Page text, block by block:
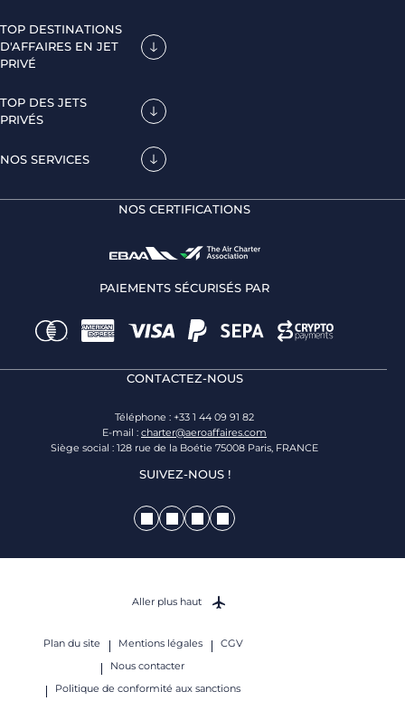
TOP DESTINATIONS
D'AFFAIRES EN JET
PRIVÉ
TOP DES JETS
PRIVÉS
NOS SERVICES
NOS CERTIFICATIONS
PAIEMENTS SÉCURISÉS PAR
CONTACTEZ-NOUS
Téléphone : +33 1 44 09 91 82
E-mail : charter@aeroaffaires.com
Siège social : 128 rue de la Boétie 75008 Paris, FRANCE
SUIVEZ-NOUS !
Plan du site Mentions légales
CGV
Nous contacter
Politique de conformité aux sanctions
Aller plus haut